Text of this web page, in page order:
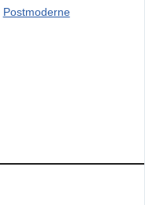
Postmoderne